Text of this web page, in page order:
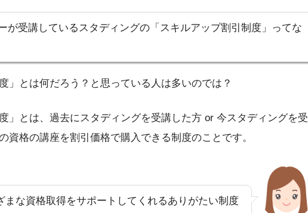
が受講しているスタディングの「スキルアップ割引制度」ってな
」とは何だろう？と思っている人は多いのでは？
」とは、過去にスタディングを受講した方 or 今スタディングを受
資格の講座を割引価格で購入できる制度のことです。
まな資格取得をサポートしてくれるありがたい制度